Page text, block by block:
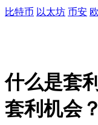
比特币 以太坊 币安
什么是套
套利机会？